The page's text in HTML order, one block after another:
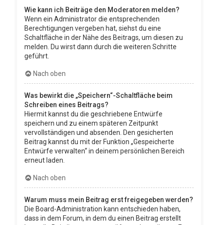
Wie kann ich Beiträge den Moderatoren melden?
Wenn ein Administrator die entsprechenden
Berechtigungen vergeben hat, siehst du eine
Schaltfläche in der Nähe des Beitrags, um diesen zu
melden. Du wirst dann durch die weiteren Schritte
geführt.
Nach oben
Was bewirkt die „Speichern“-Schaltfläche beim
Schreiben eines Beitrags?
Hiermit kannst du die geschriebene Entwürfe
speichern und zu einem späteren Zeitpunkt
vervollständigen und absenden. Den gesicherten
Beitrag kannst du mit der Funktion „Gespeicherte
Entwürfe verwalten“ in deinem persönlichen Bereich
erneut laden.
Nach oben
Warum muss mein Beitrag erst freigegeben werden?
Die Board-Administration kann entschieden haben,
dass in dem Forum, in dem du einen Beitrag erstellt